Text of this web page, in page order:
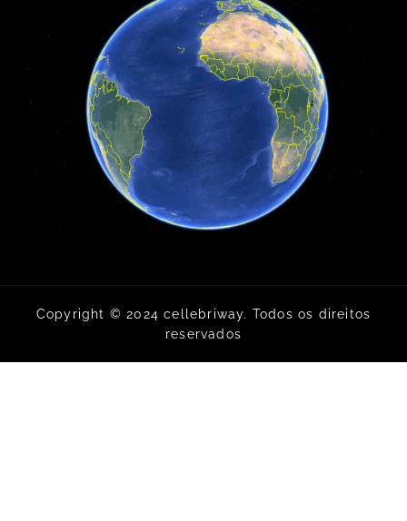
Copyright © 2024 cellebriway. Todos os direitos
reservados